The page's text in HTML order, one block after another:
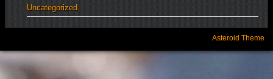
Uncategorized
Asteroid Theme